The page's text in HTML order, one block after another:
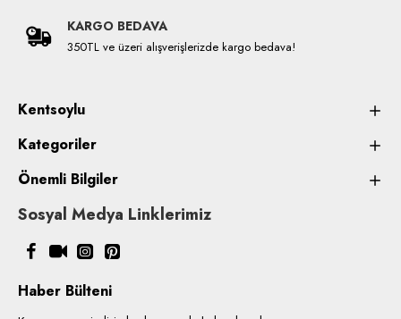
KARGO BEDAVA
350TL ve üzeri alışverişlerizde kargo bedava!
Kentsoylu
Kategoriler
Önemli Bilgiler
Sosyal Medya Linklerimiz
Haber Bülteni